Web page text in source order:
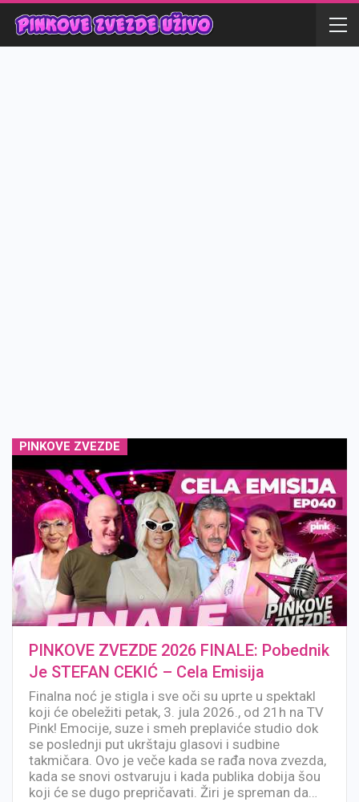
PINKOVE ZVEZDE
PINKOVE ZVEZDE 2026 FINALE: Pobednik
Je STEFAN CEKIĆ – Cela Emisija
Finalna noć je stigla i sve oči su uprte u spektakl
koji će obeležiti petak, 3. jula 2026., od 21h na TV
Pink! Emocije, suze i smeh preplaviće studio dok
se poslednji put ukrštaju glasovi i sudbine
takmičara. Ovo je veče kada se rađa nova zvezda,
kada se snovi ostvaruju i kada publika dobija šou
koji će se dugo prepričavati. Žiri je spreman da…